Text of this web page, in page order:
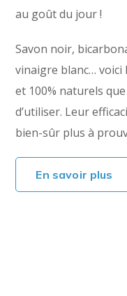
au goût du jour !
Savon noir,
vinaigre blanc…
et 100% naturels
d’utiliser. Leur
bien-sûr plus à
En savoir plus